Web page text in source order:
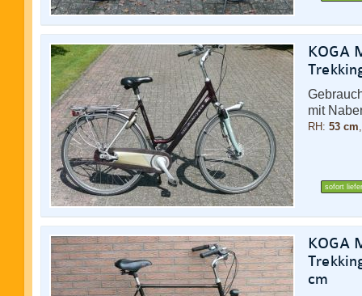
KOGA
mit
RH: 53 cm
sofort
KOGA
cm